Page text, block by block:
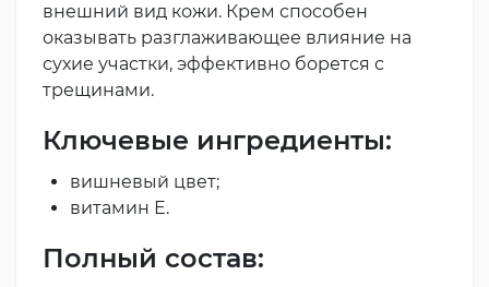
внешний вид кожи. Крем способен
оказывать разглаживающее влияние на
сухие участки, эффективно борется с
трещинами.
Ключевые ингредиенты:
вишневый цвет;
витамин Е.
Полный состав: